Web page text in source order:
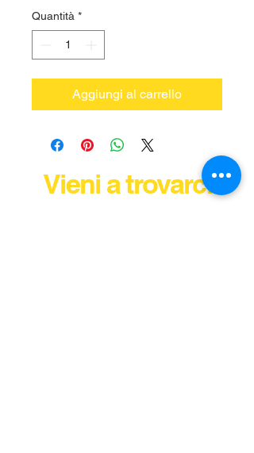
Quantità *
Aggiungi al carrello
Vieni a trovarci